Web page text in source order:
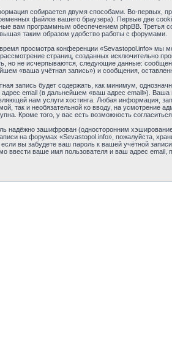
собирается двумя способами. Во-первых,
файлов вашего браузера). Первые две
вам программным обеспечением phpBB. Третья
таким образом удобство работы с форумами.
просмотра конференции «Sevastopol.info» мы
страниц, созданных исключительно
но не исчерпываются, следующие данные:
«ваша учётная запись») и сообщения,
запись будет содержать, как минимум,
email (в дальнейшем «ваш адрес email»).
нам услуги хостинга. Любая информация,
так и необязательной ко вводу, на усмотрение
Кроме того, у вас есть возможность
надёжно зашифрован (односторонним
на форумах «Sevastopol.info», пожалуйста,
если вы забудете ваш пароль к вашей учётной
ввести ваше имя пользователя и ваш адрес email,